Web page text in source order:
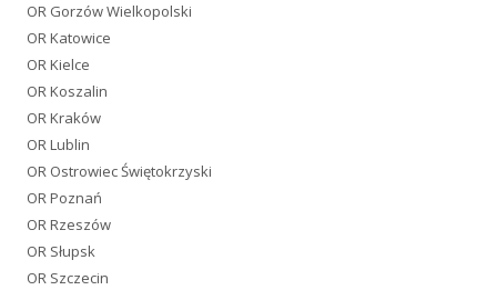
OR Gorzów Wielkopolski
OR Katowice
OR Kielce
OR Koszalin
OR Kraków
OR Lublin
OR Ostrowiec Świętokrzyski
OR Poznań
OR Rzeszów
OR Słupsk
OR Szczecin